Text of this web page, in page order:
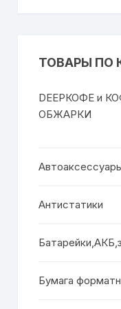
ТОВАРЫ ПО
DEEPКОФЕ и
ОБЖАРКИ
Антистатики
Бумага